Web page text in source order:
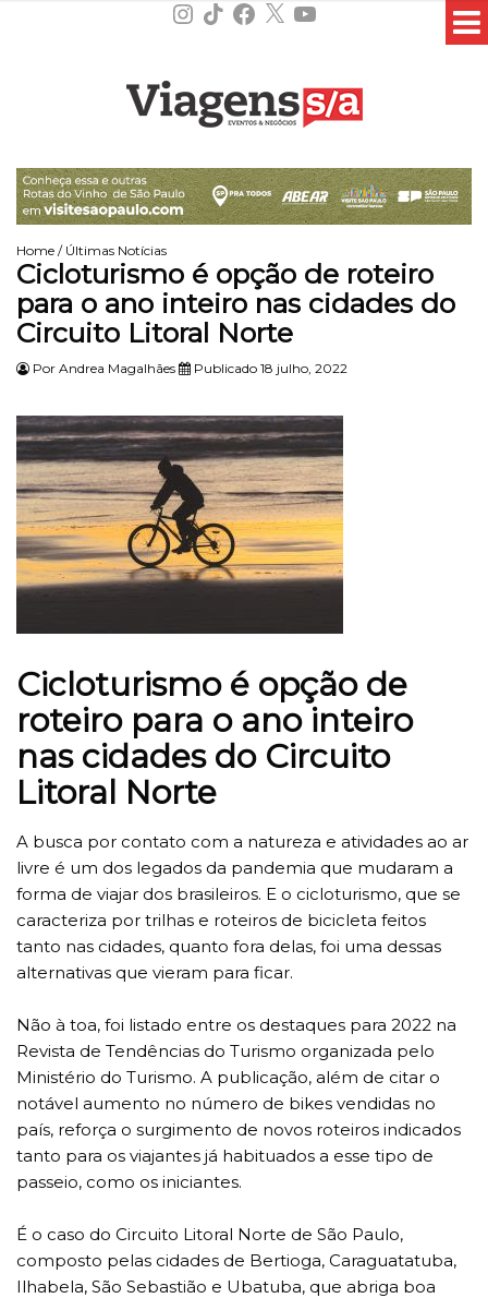
Instagram
TikTokFacebook
X YouTube
Home / Últimas Notícias
Cicloturismo é opção de roteiro
para o ano inteiro nas cidades do
Circuito Litoral Norte
Por Andrea Magalhães Publicado 18 julho, 2022
Cicloturismo é opção de
roteiro para o ano inteiro
nas cidades do Circuito
Litoral Norte
A busca por contato com a natureza e atividades ao ar
livre é um dos legados da pandemia que mudaram a
forma de viajar dos brasileiros. E o cicloturismo, que se
caracteriza por trilhas e roteiros de bicicleta feitos
tanto nas cidades, quanto fora delas, foi uma dessas
alternativas que vieram para ficar.
Não à toa, foi listado entre os destaques para 2022 na
Revista de Tendências do Turismo organizada pelo
Ministério do Turismo. A publicação, além de citar o
notável aumento no número de bikes vendidas no
país, reforça o surgimento de novos roteiros indicados
tanto para os viajantes já habituados a esse tipo de
passeio, como os iniciantes.
É o caso do Circuito Litoral Norte de São Paulo,
composto pelas cidades de Bertioga, Caraguatatuba,
Ilhabela, São Sebastião e Ubatuba, que abriga boa